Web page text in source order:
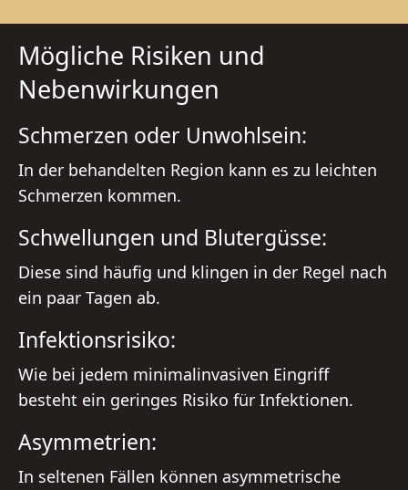
Mögliche Risiken und
Nebenwirkungen
Schmerzen oder Unwohlsein:
In der behandelten Region kann es zu leichten
Schmerzen kommen.
Schwellungen und Blutergüsse:
Diese sind häufig und klingen in der Regel nach
ein paar Tagen ab.
Infektionsrisiko:
Wie bei jedem minimalinvasiven Eingriff
besteht ein geringes Risiko für Infektionen.
Asymmetrien:
In seltenen Fällen können asymmetrische